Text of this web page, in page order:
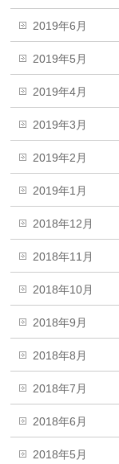
2019年6月
2019年5月
2019年4月
2019年3月
2019年2月
2019年1月
2018年12月
2018年11月
2018年10月
2018年9月
2018年8月
2018年7月
2018年6月
2018年5月